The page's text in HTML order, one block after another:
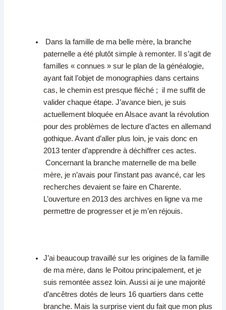
Dans la famille de ma belle mère, la branche
paternelle a été plutôt simple à remonter. Il s’agit de
familles « connues » sur le plan de la généalogie,
ayant fait l’objet de monographies dans certains
cas, le chemin est presque fléché ; il me suffit de
valider chaque étape. J’avance bien, je suis
actuellement bloquée en Alsace avant la révolution
pour des problèmes de lecture d’actes en allemand
gothique. Avant d’aller plus loin, je vais donc en
2013 tenter d’apprendre à déchiffrer ces actes.
Concernant la branche maternelle de ma belle
mère, je n’avais pour l’instant pas avancé, car les
recherches devaient se faire en Charente.
L’ouverture en 2013 des archives en ligne va me
permettre de progresser et je m’en réjouis.
J’ai beaucoup travaillé sur les origines de la famille
de ma mère, dans le Poitou principalement, et je
suis remontée assez loin. Aussi ai je une majorité
d’ancêtres dotés de leurs 16 quartiers dans cette
branche. Mais la surprise vient du fait que mon plus